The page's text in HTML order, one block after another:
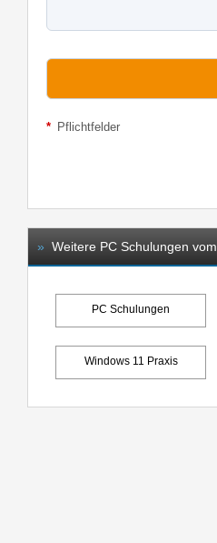
* Pflichtfelder
» Weitere PC Schulungen
PC Schulungen
Windows 11 Praxis